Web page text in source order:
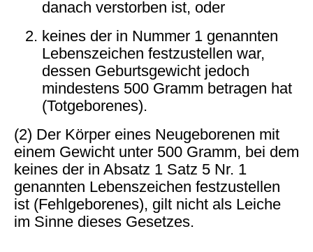
danach verstorben ist, oder
keines der in Nummer 1 genannten
Lebenszeichen festzustellen war,
dessen Geburtsgewicht jedoch
mindestens 500 Gramm betragen hat
(Totgeborenes).
(2) Der Körper eines Neugeborenen mit
einem Gewicht unter 500 Gramm, bei dem
keines der in Absatz 1 Satz 5 Nr. 1
genannten Lebenszeichen festzustellen
ist (Fehlgeborenes), gilt nicht als Leiche
im Sinne dieses Gesetzes.